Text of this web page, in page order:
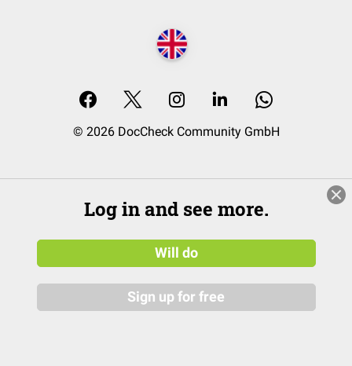
© 2026 DocCheck Community GmbH
Log in and see more.
Will do
Sign up for free